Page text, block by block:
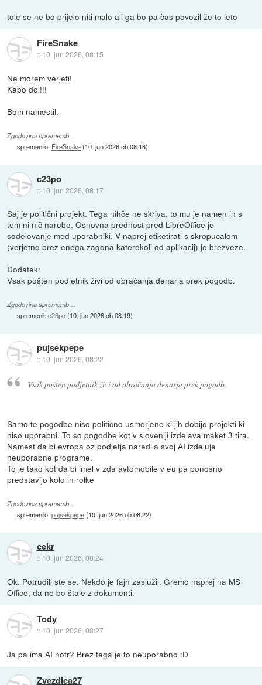
tole se ne bo prijelo niti malo ali ga bo pa čas povozil že to leto
FireSnake
:: 10. jun 2026, 08:15
Ne morem verjeti!
Kapo dol!!!
Bom namestil.
Zgodovina sprememb…
spremenilo: FireSnake(10. jun 2026 ob 08:16)
c23po
:: 10. jun 2026, 08:17
Saj je politični projekt. Tega nihče ne skriva, to mu je namen in s
tem ni nič narobe. Osnovna prednost pred LibreOffice je
sodelovanje med uporabniki. V naprej etiketirati s skropucalom
(verjetno brez enega zagona katerekoli od aplikacij) je brezveze.
Dodatek:
Vsak pošten podjetnik živi od obračanja denarja prek pogodb.
Zgodovina sprememb…
spremenil:c23po(10. jun 2026 ob 08:19)
pujsekpepe
:: 10. jun 2026, 08:22
Vsak pošten podjetnik živi od obračanja denarja prek pogodb.
Samo te pogodbe niso politicno usmerjene ki jih dobijo projekti ki
niso uporabni. To so pogodbe kot v sloveniji izdelava maket 3 tira.
Namest da bi evropa oz podjetja naredila svoj AI izdeluje
neuporabne programe.
To je tako kot da bi imel v zda avtomobile v eu pa ponosno
predstavijo kolo in rolke
Zgodovina sprememb…
spremenilo:pujsekpepe(10. jun 2026 ob 08:22)
cekr
:: 10. jun 2026, 08:24
Ok. Potrudili ste se. Nekdo je fajn zaslužil. Gremo naprej na MS
Office, da ne bo štale z dokumenti.
Tody
:: 10. jun 2026, 08:27
Ja pa ima AI notr? Brez tega je to neuporabno :D
Zvezdica27